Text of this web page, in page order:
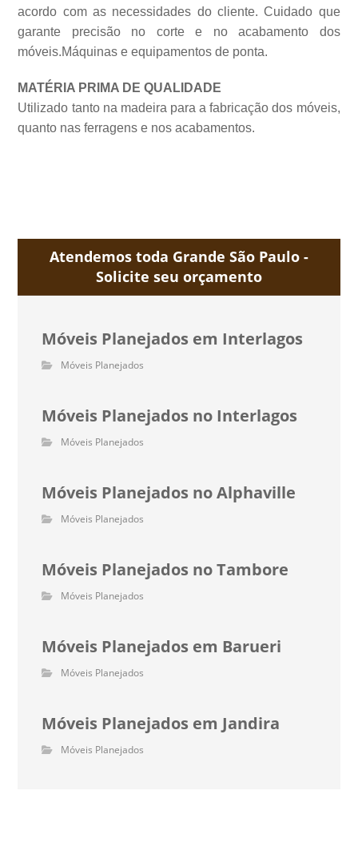
acordo com as necessidades do cliente. Cuidado que
garante precisão no corte e no acabamento dos
móveis.Máquinas e equipamentos de ponta.
MATÉRIA PRIMA DE QUALIDADE
Utilizado tanto na madeira para a fabricação dos móveis,
quanto nas ferragens e nos acabamentos.
Atendemos toda Grande São Paulo -
Solicite seu orçamento
Móveis Planejados em Interlagos
Móveis Planejados
Móveis Planejados no Interlagos
Móveis Planejados
Móveis Planejados no Alphaville
Móveis Planejados
Móveis Planejados no Tambore
Móveis Planejados
Móveis Planejados em Barueri
Móveis Planejados
Móveis Planejados em Jandira
Móveis Planejados